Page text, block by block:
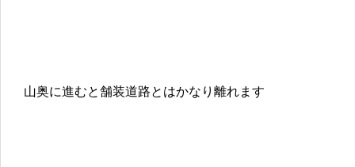
山奥に進むと舗装道路とはかなり離れます